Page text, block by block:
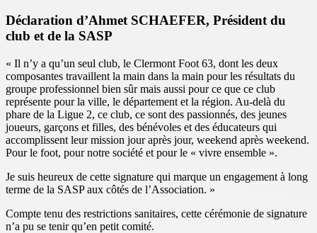
Déclaration d’Ahmet SCHAEFER, Président du
club et de la SASP
« Il n’y a qu’un seul club, le Clermont Foot 63, dont les deux
composantes travaillent la main dans la main pour les résultats du
groupe professionnel bien sûr mais aussi pour ce que ce club
représente pour la ville, le département et la région. Au-delà du
phare de la Ligue 2, ce club, ce sont des passionnés, des jeunes
joueurs, garçons et filles, des bénévoles et des éducateurs qui
accomplissent leur mission jour après jour, weekend après weekend.
Pour le foot, pour notre société et pour le « vivre ensemble ».
Je suis heureux de cette signature qui marque un engagement à long
terme de la SASP aux côtés de l’Association. »
Compte tenu des restrictions sanitaires, cette cérémonie de signature
n’a pu se tenir qu’en petit comité.